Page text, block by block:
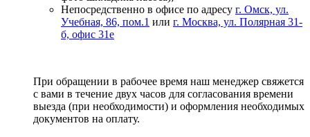
Непосредственно в офисе по адресу г. Омск, ул.
Учебная, 86, пом.1 или г. Москва, ул. Полярная 31-
б, офис 31е
При обращении в рабочее время наш менеджер свяжется
с вами в течение двух часов для согласования времени
выезда (при необходимости) и оформления необходимых
документов на оплату.